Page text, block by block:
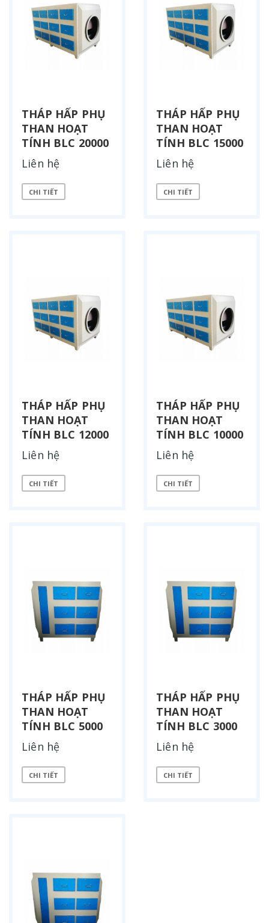
THÁP HẤP PHỤ
THAN HOẠT
TÍNH BLC 20000
Liên hệ
CHI TIẾT
THÁP HẤP PHỤ
THAN HOẠT
TÍNH BLC 15000
Liên hệ
CHI TIẾT
THÁP HẤP PHỤ
THAN HOẠT
TÍNH BLC 12000
Liên hệ
CHI TIẾT
THÁP HẤP PHỤ
THAN HOẠT
TÍNH BLC 10000
Liên hệ
CHI TIẾT
THÁP HẤP PHỤ
THAN HOẠT
TÍNH BLC 5000
Liên hệ
CHI TIẾT
THÁP HẤP PHỤ
THAN HOẠT
TÍNH BLC 3000
Liên hệ
CHI TIẾT